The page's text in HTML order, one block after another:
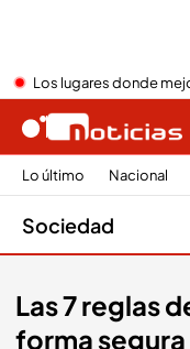
Los lugares donde
Lo último Nacional
Sociedad
Las 7 reglas
forma